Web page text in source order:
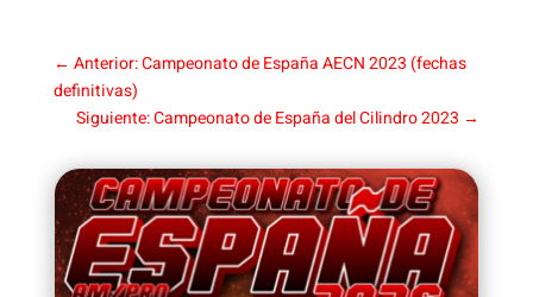
← Anterior: Campeonato de España AECN 2023 (fechas
definitivas)
Siguiente: Campeonato de España del Cilindro 2023 →